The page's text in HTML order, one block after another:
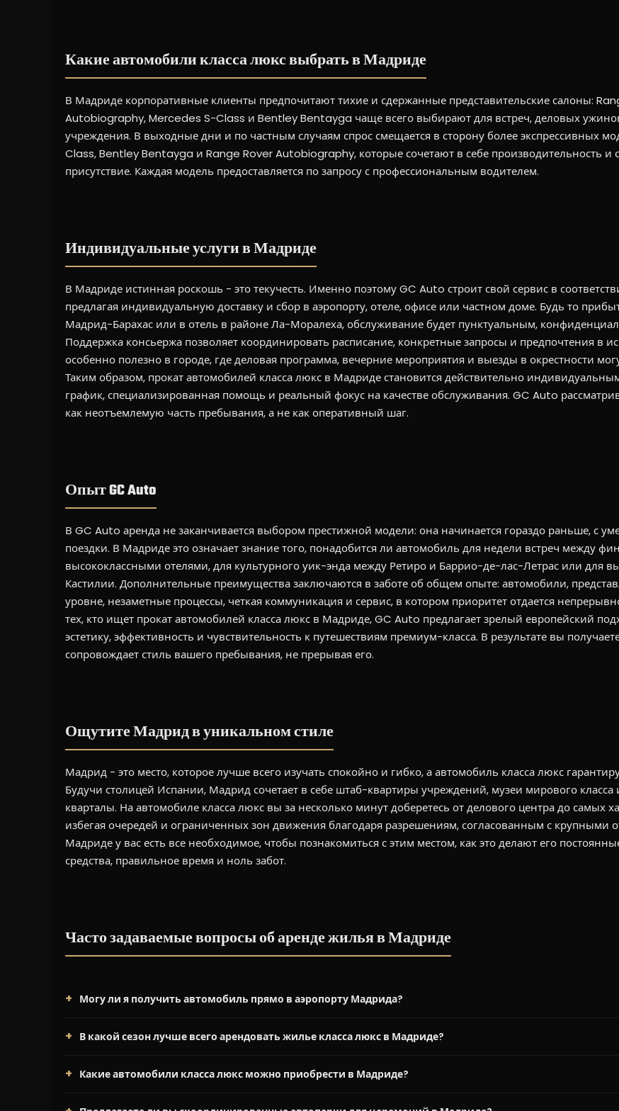
Какие автомобили класса люкс выбрать в Мадриде
В Мадриде корпоративные клиенты предпочитают тихие и сдержанные представительские салоны:
Autobiography, Mercedes S-Class и Bentley Bentayga чаще всего выбирают для встреч, деловых
учреждения. В выходные дни и по частным случаям спрос смещается в сторону более экспрессивных
Class, Bentley Bentayga и Range Rover Autobiography, которые сочетают в себе производительность и
присутствие. Каждая модель предоставляется по запросу с профессиональным водителем.
Индивидуальные услуги в Мадриде
В Мадриде истинная роскошь - это текучесть. Именно поэтому GC Auto строит свой сервис в
предлагая индивидуальную доставку и сбор в аэропорту, отеле, офисе или частном доме. Будь то
Мадрид-Барахас или в отель в районе Ла-Моралеха, обслуживание будет пунктуальным,
Поддержка консьержа позволяет координировать расписание, конкретные запросы и предпочтения в
особенно полезно в городе, где деловая программа, вечерние мероприятия и выезды в окрестности
Таким образом, прокат автомобилей класса люкс в Мадриде становится действительно
график, специализированная помощь и реальный фокус на качестве обслуживания. GC Auto
как неотъемлемую часть пребывания, а не как оперативный шаг.
Опыт GC Auto
В GC Auto аренда не заканчивается выбором престижной модели: она начинается гораздо раньше, с
поездки. В Мадриде это означает знание того, понадобится ли автомобиль для недели встреч между
высококлассными отелями, для культурного уик-энда между Ретиро и Баррио-де-лас-Летрас или для
Кастилии. Дополнительные преимущества заключаются в заботе об общем опыте: автомобили,
уровне, незаметные процессы, четкая коммуникация и сервис, в котором приоритет отдается
тех, кто ищет прокат автомобилей класса люкс в Мадриде, GC Auto предлагает зрелый европейский
эстетику, эффективность и чувствительность к путешествиям премиум-класса. В результате вы
сопровождает стиль вашего пребывания, не прерывая его.
Ощутите Мадрид в уникальном стиле
Мадрид - это место, которое лучше всего изучать спокойно и гибко, а автомобиль класса люкс
Будучи столицей Испании, Мадрид сочетает в себе штаб-квартиры учреждений, музеи мирового класса
кварталы. На автомобиле класса люкс вы за несколько минут доберетесь от делового центра до самых
избегая очередей и ограниченных зон движения благодаря разрешениям, согласованным с крупными
Мадриде у вас есть все необходимое, чтобы познакомиться с этим местом, как это делают его
средства, правильное время и ноль забот.
Часто задаваемые вопросы об аренде жилья в Мадриде
Могу ли я получить автомобиль прямо в аэропорту Мадрида?
В какой сезон лучше всего арендовать жилье класса люкс в Мадриде?
Какие автомобили класса люкс можно приобрести в Мадриде?